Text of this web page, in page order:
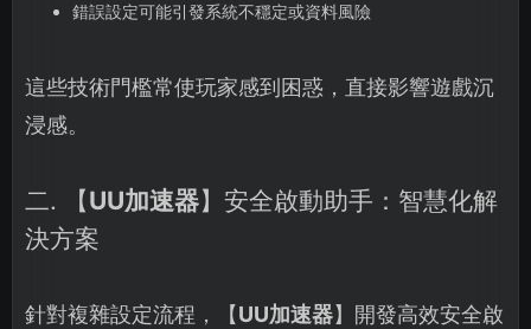
錯誤設定可能引發系統不穩定或資料風險
這些技術門檻常使玩家感到困惑，直接影響遊戲沉
浸感。
二. 【UU加速器】安全啟動助手：智慧化解
決方案
針對複雜設定流程，【UU加速器】開發高效安全啟